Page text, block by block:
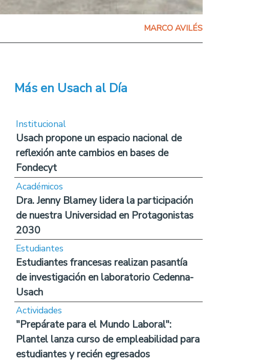
MARCO AVILÉS
Más en Usach al Día
Institucional
Usach propone un espacio nacional de
reflexión ante cambios en bases de
Fondecyt
Académicos
Dra. Jenny Blamey lidera la participación
de nuestra Universidad en Protagonistas
2030
Estudiantes
Estudiantes francesas realizan pasantía
de investigación en laboratorio Cedenna-
Usach
Actividades
"Prepárate para el Mundo Laboral":
Plantel lanza curso de empleabilidad para
estudiantes y recién egresados